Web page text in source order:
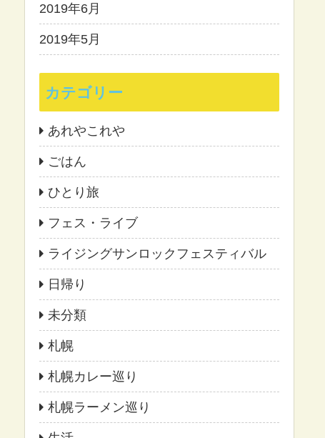
2019年6月
2019年5月
カテゴリー
あれやこれや
ごはん
ひとり旅
フェス・ライブ
ライジングサンロックフェスティバル
日帰り
未分類
札幌
札幌カレー巡り
札幌ラーメン巡り